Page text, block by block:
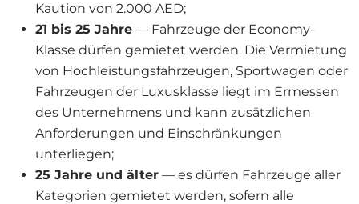
Kaution von 2.000 AED;
21 bis 25 Jahre — Fahrzeuge der Economy-
Klasse dürfen gemietet werden. Die Vermietung
von Hochleistungsfahrzeugen, Sportwagen oder
Fahrzeugen der Luxusklasse liegt im Ermessen
des Unternehmens und kann zusätzlichen
Anforderungen und Einschränkungen
unterliegen;
25 Jahre und älter — es dürfen Fahrzeuge aller
Kategorien gemietet werden, sofern alle